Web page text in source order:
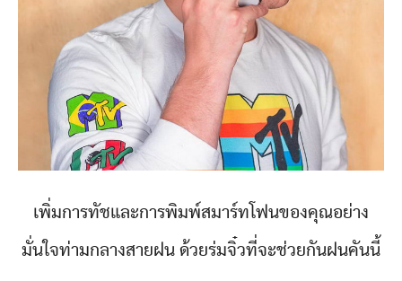
เพิ่มการทัชและการพิมพ์สมาร์ทโฟนของคุณอย่าง
มั่นใจท่ามกลางสายฝน ด้วยร่มจิ๋วที่จะช่วยกันฝนคันนี้